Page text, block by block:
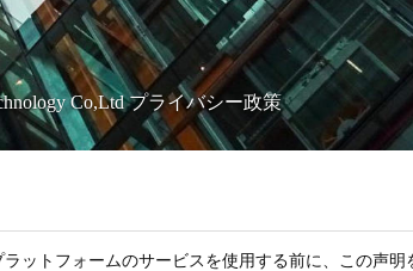
Co,Ltd プライバシー政策
ットフォームのサービスを使用する前に、この声明